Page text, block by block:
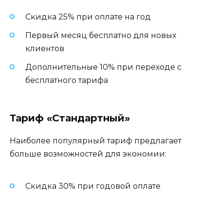
Скидка 25% при оплате на год
Первый месяц бесплатно для новых
клиентов
Дополнительные 10% при переходе с
бесплатного тарифа
Тариф «Стандартный»
Наиболее популярный тариф предлагает
больше возможностей для экономии:
Скидка 30% при годовой оплате